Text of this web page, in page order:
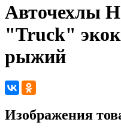
Авточехлы
"Truck"
рыжий
Изображения